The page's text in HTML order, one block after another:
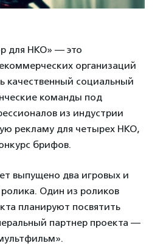
для НКО» — это
организаций
качественный социальный
команды под
из индустрии
рекламу для четырех НКО,
брифов.
выпущено два игровых и
Один из роликов
планируют посвятить
партнер проекта —